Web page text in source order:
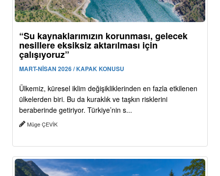
“Su kaynaklarımızın korunması, gelecek
nesillere eksiksiz aktarılması için
çalışıyoruz”
MART-NİSAN 2026 / KAPAK KONUSU
Ülkemiz, küresel iklim değişikliklerinden en fazla etkilenen
ülkelerden biri. Bu da kuraklık ve taşkın risklerini
beraberinde getiriyor. Türkiye’nin s...
Müge ÇEVİK